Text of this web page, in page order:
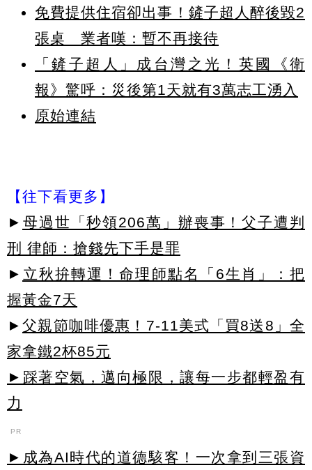
免費提供住宿卻出事！鏟子超人醉後毀2
張桌 業者嘆：暫不再接待
「鏟子超人」成台灣之光！英國《衛
報》驚呼：災後第1天就有3萬志工湧入
原始連結
【往下看更多】
► 母過世「秒領206萬」辦喪事！父子遭判
刑 律師：搶錢先下手是罪
► 立秋拚轉運！命理師點名「6生肖」：把
握黃金7天
► 父親節咖啡優惠！7-11美式「買8送8」全
家拿鐵2杯85元
►踩著空氣，邁向極限，讓每一步都輕盈有
力
PR
►成為AI時代的道德駭客！一次拿到三張資